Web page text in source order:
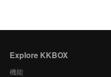
Explore KKBOX
機能